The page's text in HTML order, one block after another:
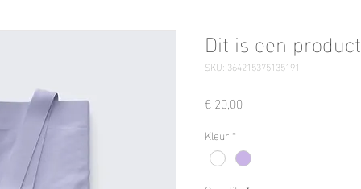
Dit is een product
SKU: 364215375135191
€ 20,00
Kleur *